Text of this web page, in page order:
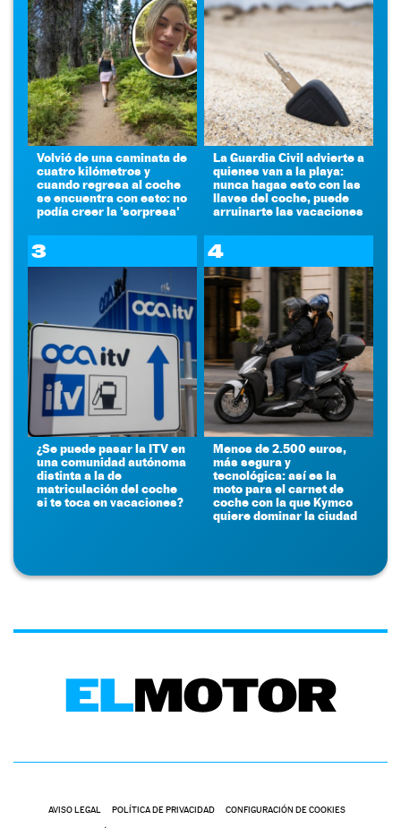
Volvió de una caminata de
cuatro kilómetros y
cuando regresa al coche
se encuentra con esto: no
podía creer la 'sorpresa'
La Guardia Civil advierte a
quienes van a la playa:
nunca hagas esto con las
llaves del coche, puede
arruinarte las vacaciones
3
¿Se puede pasar la ITV en
una comunidad autónoma
distinta a la de
matriculación del coche
si te toca en vacaciones?
4
Menos de 2.500 euros,
más segura y
tecnológica: así es la
moto para el carnet de
coche con la que Kymco
quiere dominar la ciudad
AVISO LEGAL POLÍTICA DE PRIVACIDAD CONFIGURACIÓN DE COOKIES